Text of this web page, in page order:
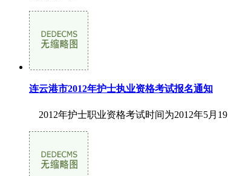
连云港市2012年护士执业资格考试报名通知
2012年护士职业资格考试时间为2012年5月